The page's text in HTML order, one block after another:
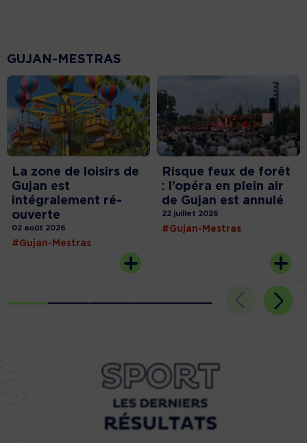
GUJAN-MESTRAS
La zone de loisirs de
Gujan est
intégralement ré-
ouverte
02 août 2026
#Gujan-Mestras
Risque feux de forêt
: l’opéra en plein air
de Gujan est annulé
22 juillet 2026
#Gujan-Mestras